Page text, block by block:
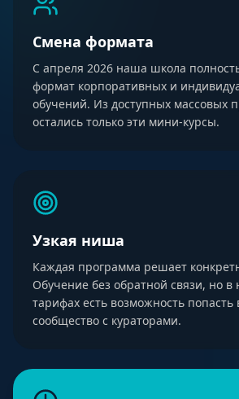
Смена формата
С апреля 2026 наша школа
формат корпоративных и
обучений. Из доступных массовых
остались только эти мини-курсы.
Узкая ниша
Каждая программа решает
Обучение без обратной связи, но в
тарифах есть возможность попасть
сообщество с кураторами.